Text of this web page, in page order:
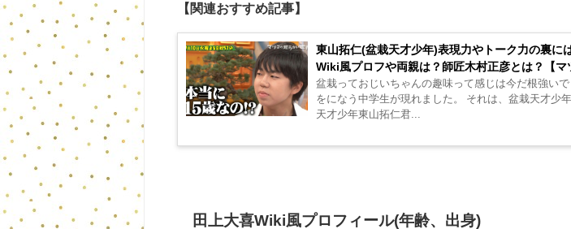
【関連おすすめ記事】
東山拓仁(盆栽天才少年)表現力やトーク力の裏に
Wiki風プロフや両親は？師匠木村正彦とは？【マ
盆栽っておじいちゃんの趣味って感じは今だ根強いでしょう。 そんな盆
をになう中学生が現れました。 それは、盆栽天才少年東山拓仁君です。 そんな、盆栽
天才少年東山拓仁君...
田上大喜Wiki風プロフィール(年齢、出身)